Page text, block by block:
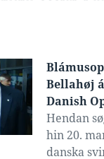
Bellahøj
Danish
Hendan
hin 20.
danska